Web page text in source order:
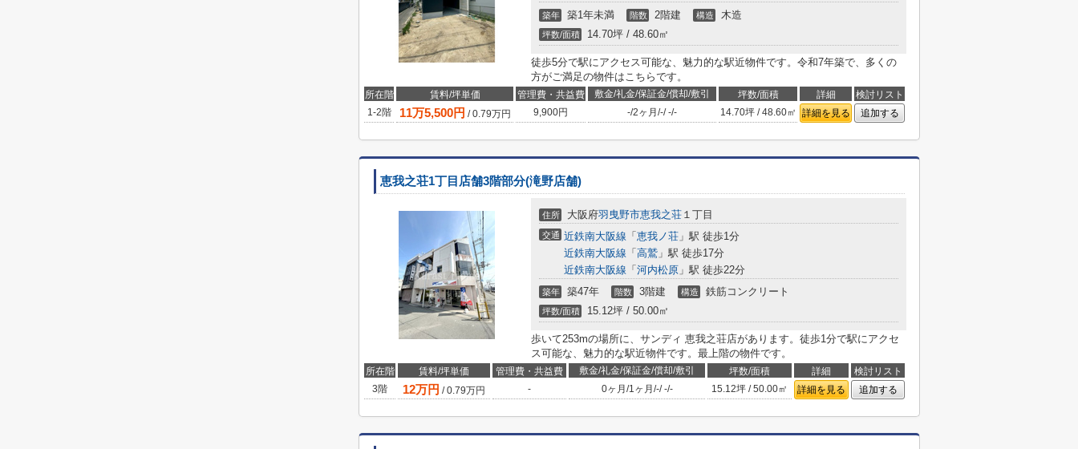
築年 築1年未満 階数 2階建 構造 木造
坪数/面積 14.70坪 / 48.60㎡
徒歩5分で駅にアクセス可能な、魅力的な駅近物件です。令和7年築で、多くの
方がご満足の物件はこちらです。
所在階 賃料/坪単価 管理費・共益費 敷金/礼金/保証金/償却/敷引 坪数/面積 詳細
検討リスト
1-2階
11万5,500円 /0.79万円 9,900円 -/2ヶ月 /-/-/- 14.70坪 / 48.60㎡ 詳細を見る 追加する
恵我之荘1丁目店舗3階部分(滝野店舗)
住所 大阪府羽曳野市恵我之荘 １丁目
交通 近鉄南大阪線 「 恵我ノ荘 」駅 徒歩1分
近鉄南大阪線 「 高鷲 」駅 徒歩17分
近鉄南大阪線 「 河内松原 」駅 徒歩22分
築年 築47年 階数 3階建 構造 鉄筋コンクリート
坪数/面積 15.12坪 / 50.00㎡
歩いて253mの場所に、サンディ 恵我之荘店があります。徒歩1分で駅にアクセ
ス可能な、魅力的な駅近物件です。最上階の物件です。
所在階 賃料/坪単価 管理費・共益費 敷金/礼金/保証金/償却/敷引 坪数/面積 詳細
検討リスト
3階
12万円 /0.79万円 - 0ヶ月 /1ヶ月 /-/-/- 15.12坪 / 50.00㎡ 詳細を見る 追加する